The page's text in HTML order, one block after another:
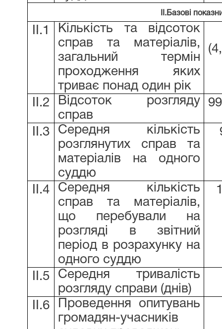
ІІ.Базові
ІІ.1
Кількість та відсоток
справ та матеріалів,
загальний термін
проходження яких
триває понад один рік
ІІ.2
Відсоток розгляду
справ
ІІ.3
Середня кількість
розглянутих справ та
матеріалів на одного
суддю
ІІ.4
Середня кількість
справ та матеріалів,
що перебували на
розгляді в звітний
період в розрахунку на
одного суддю
ІІ.5
Середня тривалість
розгляду справи (днів)
ІІ.6
Проведення опитувань
громадян-учасників